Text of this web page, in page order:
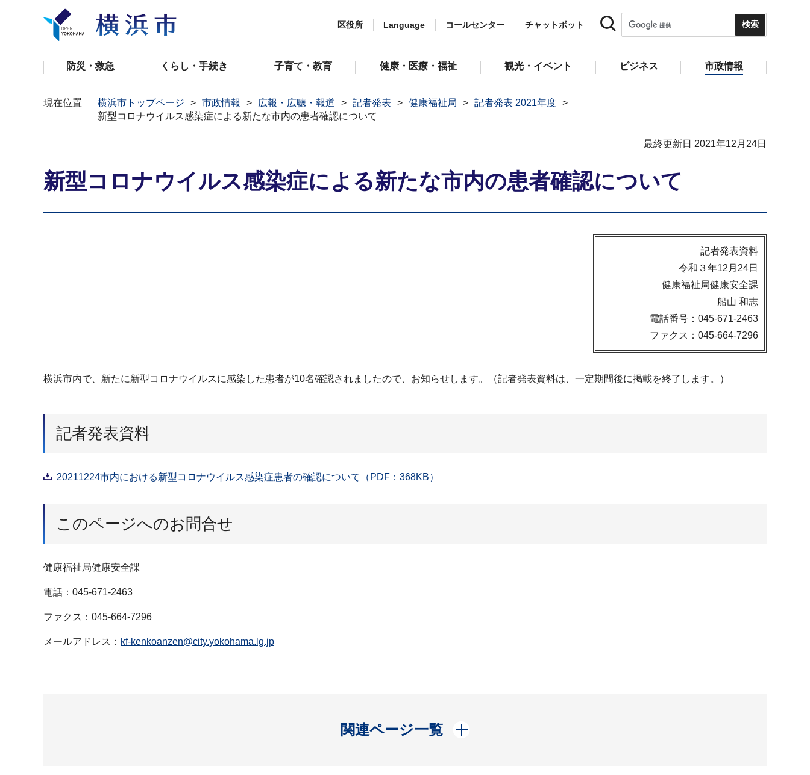
区役所 Language コールセンター チャットボット
防災・救急 くらし・手続き 子育て・教育 健康・医療・福祉 観光・イベント ビジネス 市政情報
現在位置 横浜市トップページ 市政情報 広報・広聴・報道 記者発表 健康福祉局
記者発表 2021年度
新型コロナウイルス感染症による新たな市内の患者確認について
最終更新日 2021年12月24日
新型コロナウイルス感染症による新たな市内の患者確認について
記者発表資料
令和３年12月24日
健康福祉局健康安全課
船山 和志
電話番号：045-671-2463
ファクス：045-664-7296
横浜市内で、新たに新型コロナウイルスに感染した患者が10名確認されましたので、お知らせします。（記者発表資料は、一定期間後に掲載を終了します。）
記者発表資料
20211224市内における新型コロナウイルス感染症患者の確認について（PDF：368KB）
このページへのお問合せ
健康福祉局健康安全課
電話：045-671-2463
ファクス：045-664-7296
メールアドレス： kf-kenkoanzen@city.yokohama.lg.jp
関連ページ一覧
開く